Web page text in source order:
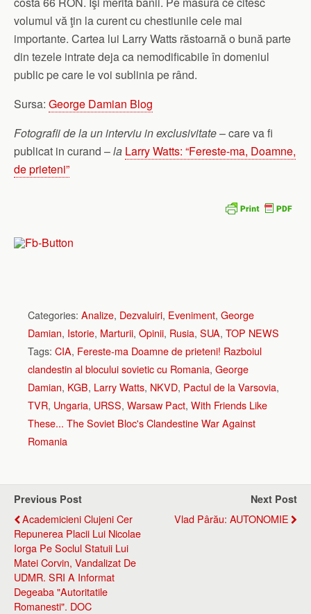
volumul vă ţin la curent cu chestiunile cele mai
importante. Cartea lui Larry Watts răstoarnă o bună parte
din tezele intrate deja ca nemodificabile în domeniul
public pe care le voi sublinia pe rând.
Sursa: George Damian Blog
Fotografii de la un interviu in exclusivitate– care va fi
publicat in curand –la Larry Watts: “Fereste-ma, Doamne,
de prieteni”
Categories: Analize, Dezvaluiri, Eveniment, George
Damian, Istorie, Marturii, Opinii, Rusia, SUA, TOP NEWS
Tags: CIA, Fereste-ma Doamne de prieteni! Razboiul
clandestin al blocului sovietic cu Romania, George
Damian, KGB, Larry Watts, NKVD, Pactul de la Varsovia,
TVR, Ungaria, URSS, Warsaw Pact, With Friends Like
These... The Soviet Bloc's Clandestine War Against
Romania
Previous Post
Academicieni Clujeni Cer
Repunerea Placii Lui Nicolae
Iorga Pe Soclul Statuii Lui
Matei Corvin, Vandalizat De
UDMR. SRI A Informat
Degeaba "autoritatile
Romanesti". DOC
Next Post
Vlad Pârău: AUTONOMIE